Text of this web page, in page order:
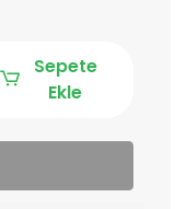
Sepete
Ekle